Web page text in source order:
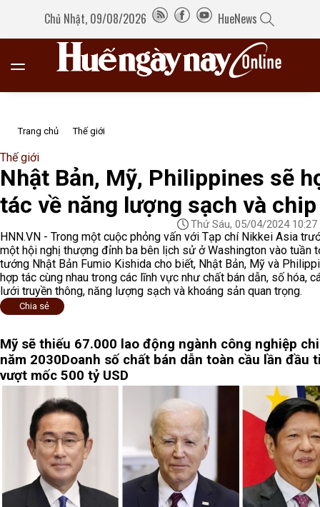
Chủ Nhật, 09/08/2026 HueNews
Trang chủ Thế giới
Thế giới
Nhật Bản, Mỹ, Philippines sẽ
tác về năng lượng sạch và chip
Thứ Sáu, 05/04/2024 10:27
HNN.VN - Trong một cuộc phỏng vấn với Tạp chí Nikkei Asia
một hội nghị thượng đỉnh ba bên lịch sử ở Washington vào tuần
tướng Nhật Bản Fumio Kishida cho biết, Nhật Bản, Mỹ và
hợp tác cùng nhau trong các lĩnh vực như chất bán dẫn, số hóa,
lưới truyền thông, năng lượng sạch và khoáng sản quan trọng.
Chia sẻ
Mỹ sẽ thiếu 67.000 lao động ngành công nghiệp
năm 2030Doanh số chất bán dẫn toàn cầu lần đầu
vượt mốc 500 tỷ USD